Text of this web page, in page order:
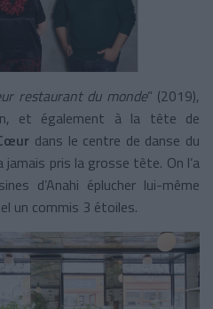
restaurant du monde” (2019),
et également à la tête de
dans le centre de danse du
jamais pris la grosse tête. On l’a
d’Anahi éplucher lui-même
un commis 3 étoiles.